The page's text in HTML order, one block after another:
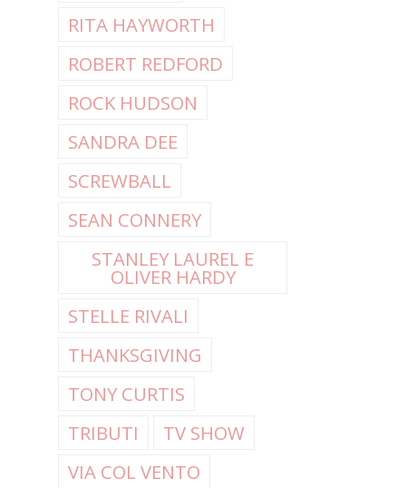
RITA HAYWORTH
ROBERT REDFORD
ROCK HUDSON
SANDRA DEE
SCREWBALL
SEAN CONNERY
STANLEY LAUREL E
OLIVER HARDY
STELLE RIVALI
THANKSGIVING
TONY CURTIS
TRIBUTI
TV SHOW
VIA COL VENTO